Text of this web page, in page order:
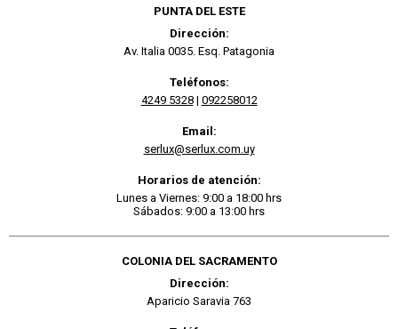
PUNTA DEL ESTE
Dirección:
Av. Italia 0035. Esq. Patagonia
Teléfonos:
4249 5328| 092258012
Email:
serlux@serlux.com.uy
Horarios de atención:
Lunes a Viernes: 9:00 a 18:00 hrs
Sábados: 9:00 a 13:00 hrs
COLONIA DEL SACRAMENTO
Dirección:
Aparicio Saravia 763